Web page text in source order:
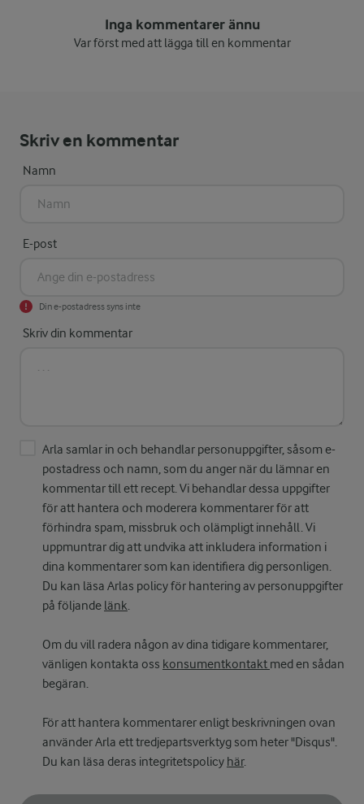
Inga kommentarer ännu
Var först med att lägga till en kommentar
Skriv en kommentar
Namn
E-post
Din e-postadress syns inte
Skriv din kommentar
Arla samlar in och behandlar personuppgifter, såsom e-
postadress och namn, som du anger när du lämnar en
kommentar till ett recept. Vi behandlar dessa uppgifter
för att hantera och moderera kommentarer för att
förhindra spam, missbruk och olämpligt innehåll. Vi
uppmuntrar dig att undvika att inkludera information i
dina kommentarer som kan identifiera dig personligen.
Du kan läsa Arlas policy för hantering av personuppgifter
på följande länk.
Om du vill radera någon av dina tidigare kommentarer,
vänligen kontakta oss konsumentkontakt med en sådan
begäran.
För att hantera kommentarer enligt beskrivningen ovan
använder Arla ett tredjepartsverktyg som heter "Disqus".
Du kan läsa deras integritetspolicy här.